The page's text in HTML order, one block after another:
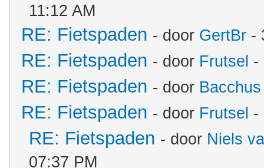
11:12 AM
RE: Fietspaden - door GertBr -
RE: Fietspaden - door Frutsel -
RE: Fietspaden - door Bacchus
RE: Fietspaden - door Frutsel -
RE: Fietspaden - door Niels
07:37 PM